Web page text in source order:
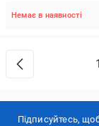
Немає в наявності
1
Підписуйтесь,